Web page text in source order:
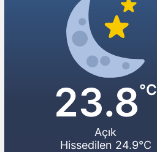
23.8°C
Açık
Hissedilen 24.9°C